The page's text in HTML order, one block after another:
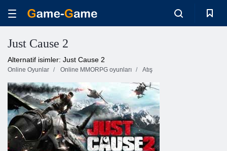
Just Cause 2
Alternatif isimler: Just Cause 2
Online Oyunlar Online MMORPG oyunları Atış